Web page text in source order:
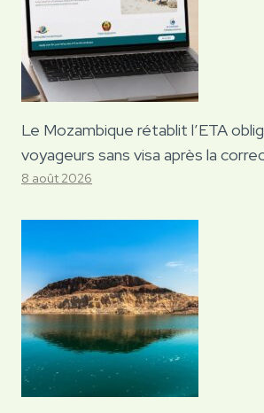
Le Mozambique rétablit l’ETA
voyageurs sans visa après la
8 août 2026